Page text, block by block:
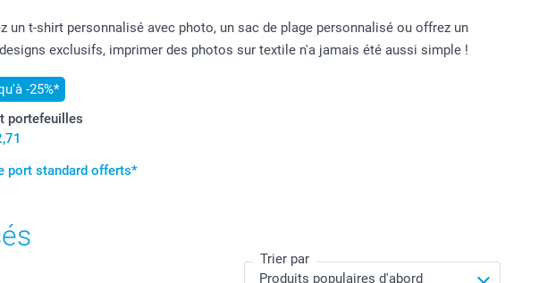
t-shirt personnalisé avec photo, un sac de plage personnalisé ou offrez un
exclusifs, imprimer des photos sur textile n'a jamais été aussi simple !
-25%*
portefeuilles
port standard offerts*
Trier par